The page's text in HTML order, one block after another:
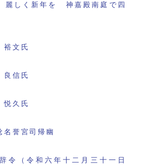
しく新年を 神嘉殿南庭で四
文氏
信氏
久氏
名誉宮司帰幽
令（令和六年十二月三十一日